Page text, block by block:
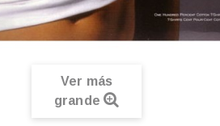
Ver más
grande